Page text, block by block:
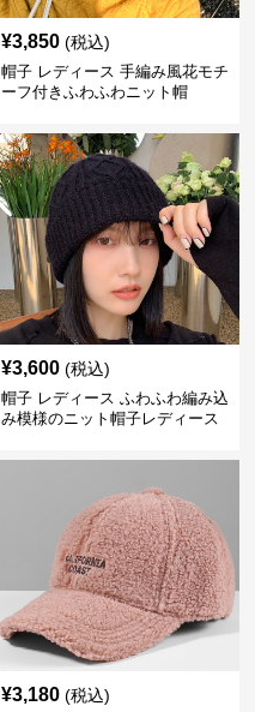
¥3,850 (税込)
帽子 レディース 手編み風花モチ
ーフ付きふわふわニット帽
¥3,600 (税込)
帽子 レディース ふわふわ編み込
み模様のニット帽子レディース
¥3,180 (税込)